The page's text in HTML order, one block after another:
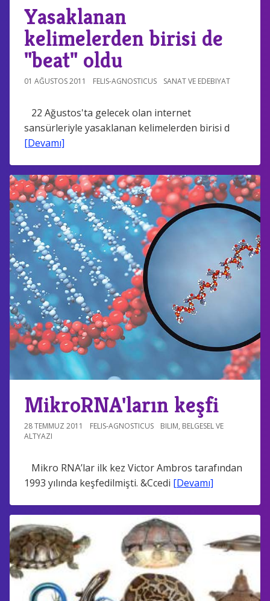
Yasaklanan
kelimelerden birisi de
"beat" oldu
01 AĞUSTOS 2011 FELIS-AGNOSTICUS SANAT VE EDEBIYAT
22 Ağustos'ta gelecek olan internet
sansürleriyle yasaklanan kelimelerden birisi d
[Devamı]
MikroRNA'ların keşfi
28 TEMMUZ 2011 FELIS-AGNOSTICUS BILIM, BELGESEL VE
ALTYAZI
Mikro RNA’lar ilk kez Victor Ambros tarafından
1993 yılında keşfedilmişti. &Ccedi [Devamı]